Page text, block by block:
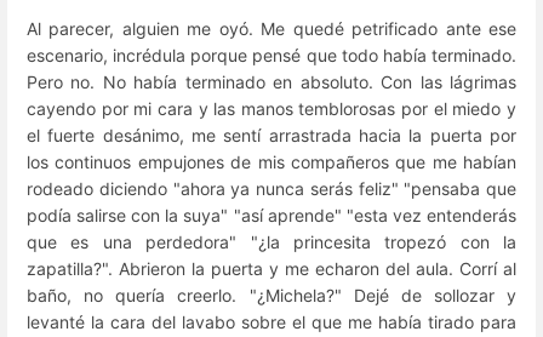
Al parecer, alguien me oyó. Me quedé petrificado ante ese
escenario, incrédula porque pensé que todo había terminado.
Pero no. No había terminado en absoluto. Con las lágrimas
cayendo por mi cara y las manos temblorosas por el miedo y
el fuerte desánimo, me sentí arrastrada hacia la puerta por
los continuos empujones de mis compañeros que me habían
rodeado diciendo "ahora ya nunca serás feliz" "pensaba que
podía salirse con la suya" "así aprende" "esta vez entenderás
que es una perdedora" "¿la princesita tropezó con la
zapatilla?". Abrieron la puerta y me echaron del aula. Corrí al
baño, no quería creerlo. "¿Michela?" Dejé de sollozar y
levanté la cara del lavabo sobre el que me había tirado para